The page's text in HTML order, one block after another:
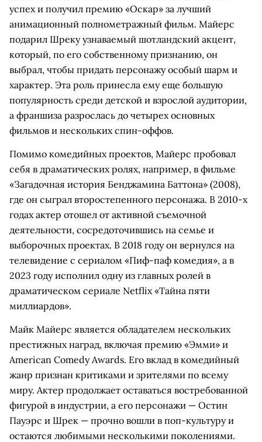
успех и получил премию «Оскар» за лучший
анимационный полнометражный фильм. Майерс
подарил Шреку узнаваемый шотландский акцент,
который, по его собственному признанию, он
выбрал, чтобы придать персонажу особый шарм и
характер. Эта роль принесла ему еще большую
популярность среди детской и взрослой аудитории,
а франшиза разрослась до четырех основных
фильмов и нескольких спин-оффов.
Помимо комедийных проектов, Майерс пробовал
себя в драматических ролях, например, в фильме
«Загадочная история Бенджамина Баттона» (2008),
где он сыграл второстепенного персонажа. В 2010-х
годах актер отошел от активной съемочной
деятельности, сосредоточившись на семье и
выборочных проектах. В 2018 году он вернулся на
телевидение с сериалом «Пиф-паф комедия», а в
2023 году исполнил одну из главных ролей в
драматическом сериале Netflix «Тайна пяти
миллиардов».
Майк Майерс является обладателем нескольких
престижных наград, включая премию «Эмми» и
American Comedy Awards. Его вклад в комедийный
жанр признан критиками и зрителями по всему
миру. Актер продолжает оставаться востребованной
фигурой в индустрии, а его персонажи — Остин
Пауэрс и Шрек — прочно вошли в поп-культуру и
остаются любимыми несколькими поколениями.